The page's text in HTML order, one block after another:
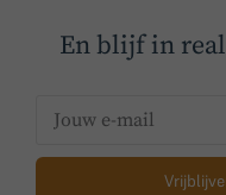
En blijf in